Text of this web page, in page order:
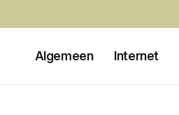
Algemeen Internet